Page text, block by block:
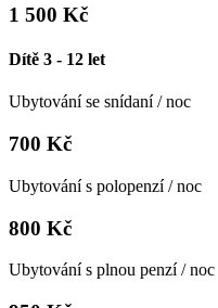
1 500 Kč
Dítě 3 - 12 let
Ubytování se snídaní / noc
700 Kč
Ubytování s polopenzí / noc
800 Kč
Ubytování s plnou penzí / noc